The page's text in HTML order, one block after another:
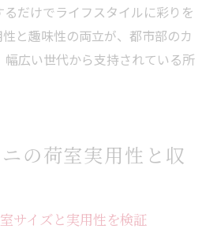
だけでライフスタイルに彩りを
と趣味性の両立が、都市部のカ
広い世代から支持されている所
の荷室実用性と収
サイズと実用性を検証